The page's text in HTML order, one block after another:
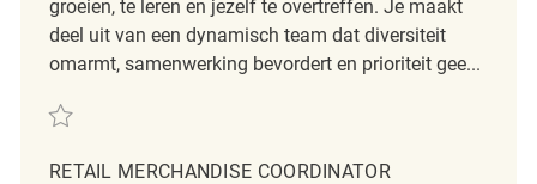
groeien, te leren en jezelf te overtreffen. Je maakt
deel uit van een dynamisch team dat diversiteit
omarmt, samenwerking bevordert en prioriteit gee...
Redden Retail Department Coordinator REQ141477
RETAIL MERCHANDISE COORDINATOR